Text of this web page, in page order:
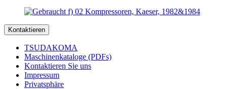
Kontaktieren
TSUDAKOMA
Maschinenkataloge (PDFs)
Kontaktieren Sie uns
Impressum
Privatsphäre